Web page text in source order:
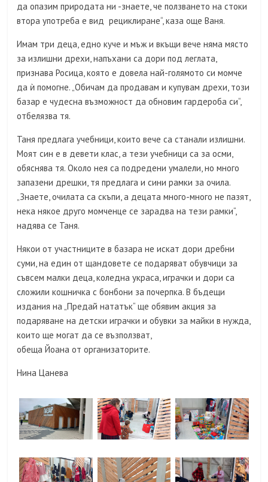
да опазим природата ни -знаете, че ползването на стоки
втора употреба е вид рециклиране“, каза още Ваня.
Имам три деца, едно куче и мъж и вкъщи вече няма място
за излишни дрехи, напъхани са дори под леглата,
признава Росица, която е довела най-голямото си момче
да ѝ помогне. „Обичам да продавам и купувам дрехи, този
базар е чудесна възможност да обновим гардероба си“,
отбелязва тя.
Таня предлага учебници, които вече са станали излишни.
Моят син е в девети клас, а тези учебници са за осми,
обяснява тя. Около нея са подредени умалели, но много
запазени дрешки, тя предлага и сини рамки за очила.
„Знаете, очилата са скъпи, а децата много-много не пазят,
нека някое друго момченце се зарадва на тези рамки“,
надява се Таня.
Някои от участниците в базара не искат дори дребни
суми, на един от щандовете се подаряват обувчици за
съвсем малки деца, коледна украса, играчки и дори са
сложили кошничка с бонбони за почерпка. В бъдещи
издания на „Предай нататък“ ще обявим акция за
подаряване на детски играчки и обувки за майки в нужда,
които ще могат да се възползват,
обеща Йоана от организаторите.
Нина Цанева